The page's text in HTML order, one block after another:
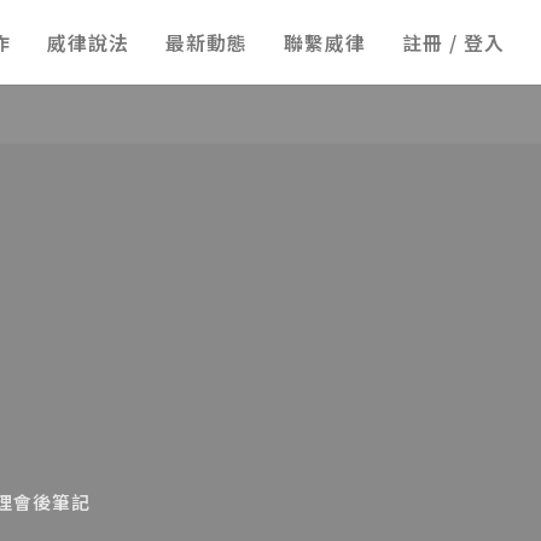
威律說法 最新動態 聯繫威律 註冊 / 登入
會後筆記